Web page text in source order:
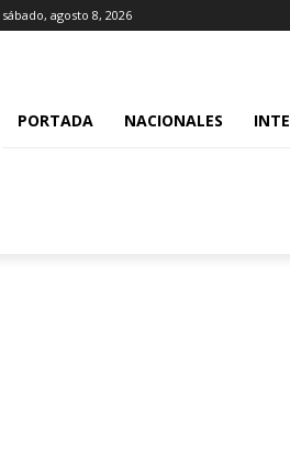
sábado, agosto 8, 2026
PORTADA NACIONALES